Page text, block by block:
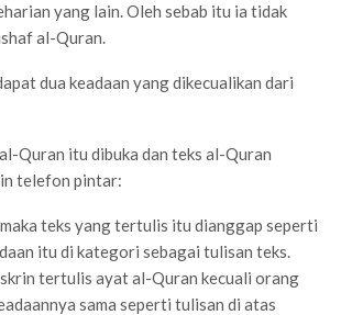
yang lain. Oleh sebab itu ia tidak
al-Quran.
dua keadaan yang dikecualikan dari
Quran itu dibuka dan teks al-Quran
telefon pintar:
teks yang tertulis itu dianggap seperti
itu di kategori sebagai tulisan teks.
tertulis ayat al-Quran kecuali orang
sama seperti tulisan di atas